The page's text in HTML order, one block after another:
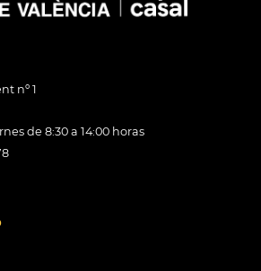
nº 1
de 8:30 a 14:00 horas